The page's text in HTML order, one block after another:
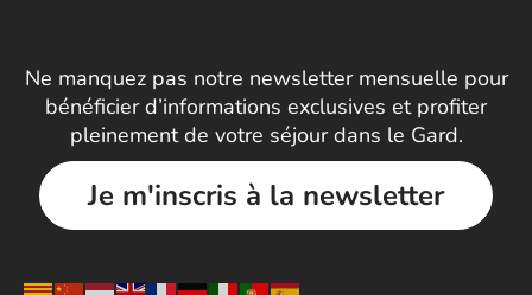
Ne manquez pas notre newsletter mensuelle pour
bénéficier d’informations exclusives et profiter
pleinement de votre séjour dans le Gard.
Je m'inscris à la newsletter